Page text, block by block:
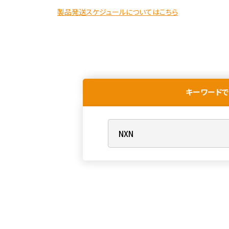
製品発送スケジュールについてはこちら
キーワード